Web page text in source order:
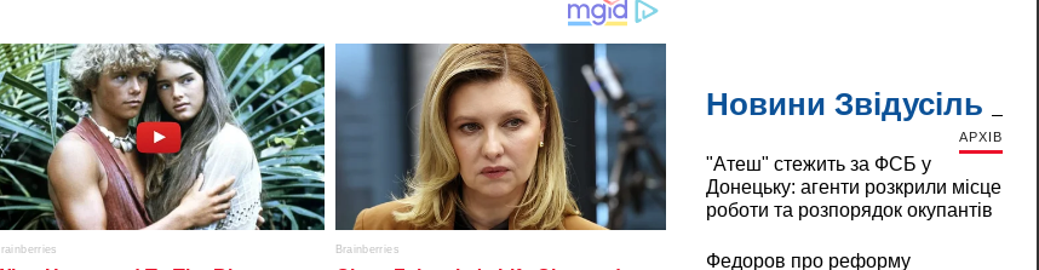
Новини Звідусіль
АРХІВ
"Атеш" стежить за ФСБ у
Донецьку: агенти розкрили місце
роботи та розпорядок окупантів
Федоров про реформу